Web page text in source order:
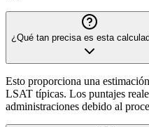
¿Qué tan precisa es esta
Esto proporciona una
LSAT típicas. Los puntajes
administraciones debido al